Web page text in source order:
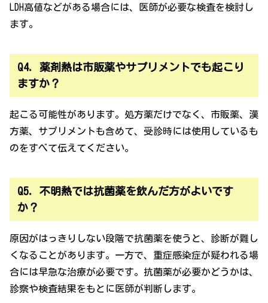
LDH高値などがある場合には、医師が必要な検査を検討し
ます。
Q4．薬剤熱は市販薬やサプリメントでも起こり
ますか？
起こる可能性があります。処方薬だけでなく、市販薬、漢
方薬、サプリメントも含めて、受診時には使用しているも
のをすべて伝えてください。
Q5．不明熱では抗菌薬を飲んだ方がよいです
か？
原因がはっきりしない段階で抗菌薬を使うと、診断が難し
くなることがあります。一方で、重症感染症が疑われる場
合には早急な治療が必要です。抗菌薬が必要かどうかは、
診察や検査結果をもとに医師が判断します。